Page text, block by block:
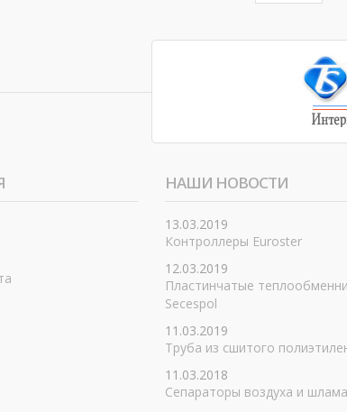
НАШИ НОВОСТИ
13.03.2019
Контроллеры Euroster
12.03.2019
Пластинчатые
Secespol
11.03.2019
Труба из сшитого
11.03.2018
Сепараторы воздуха и шлама